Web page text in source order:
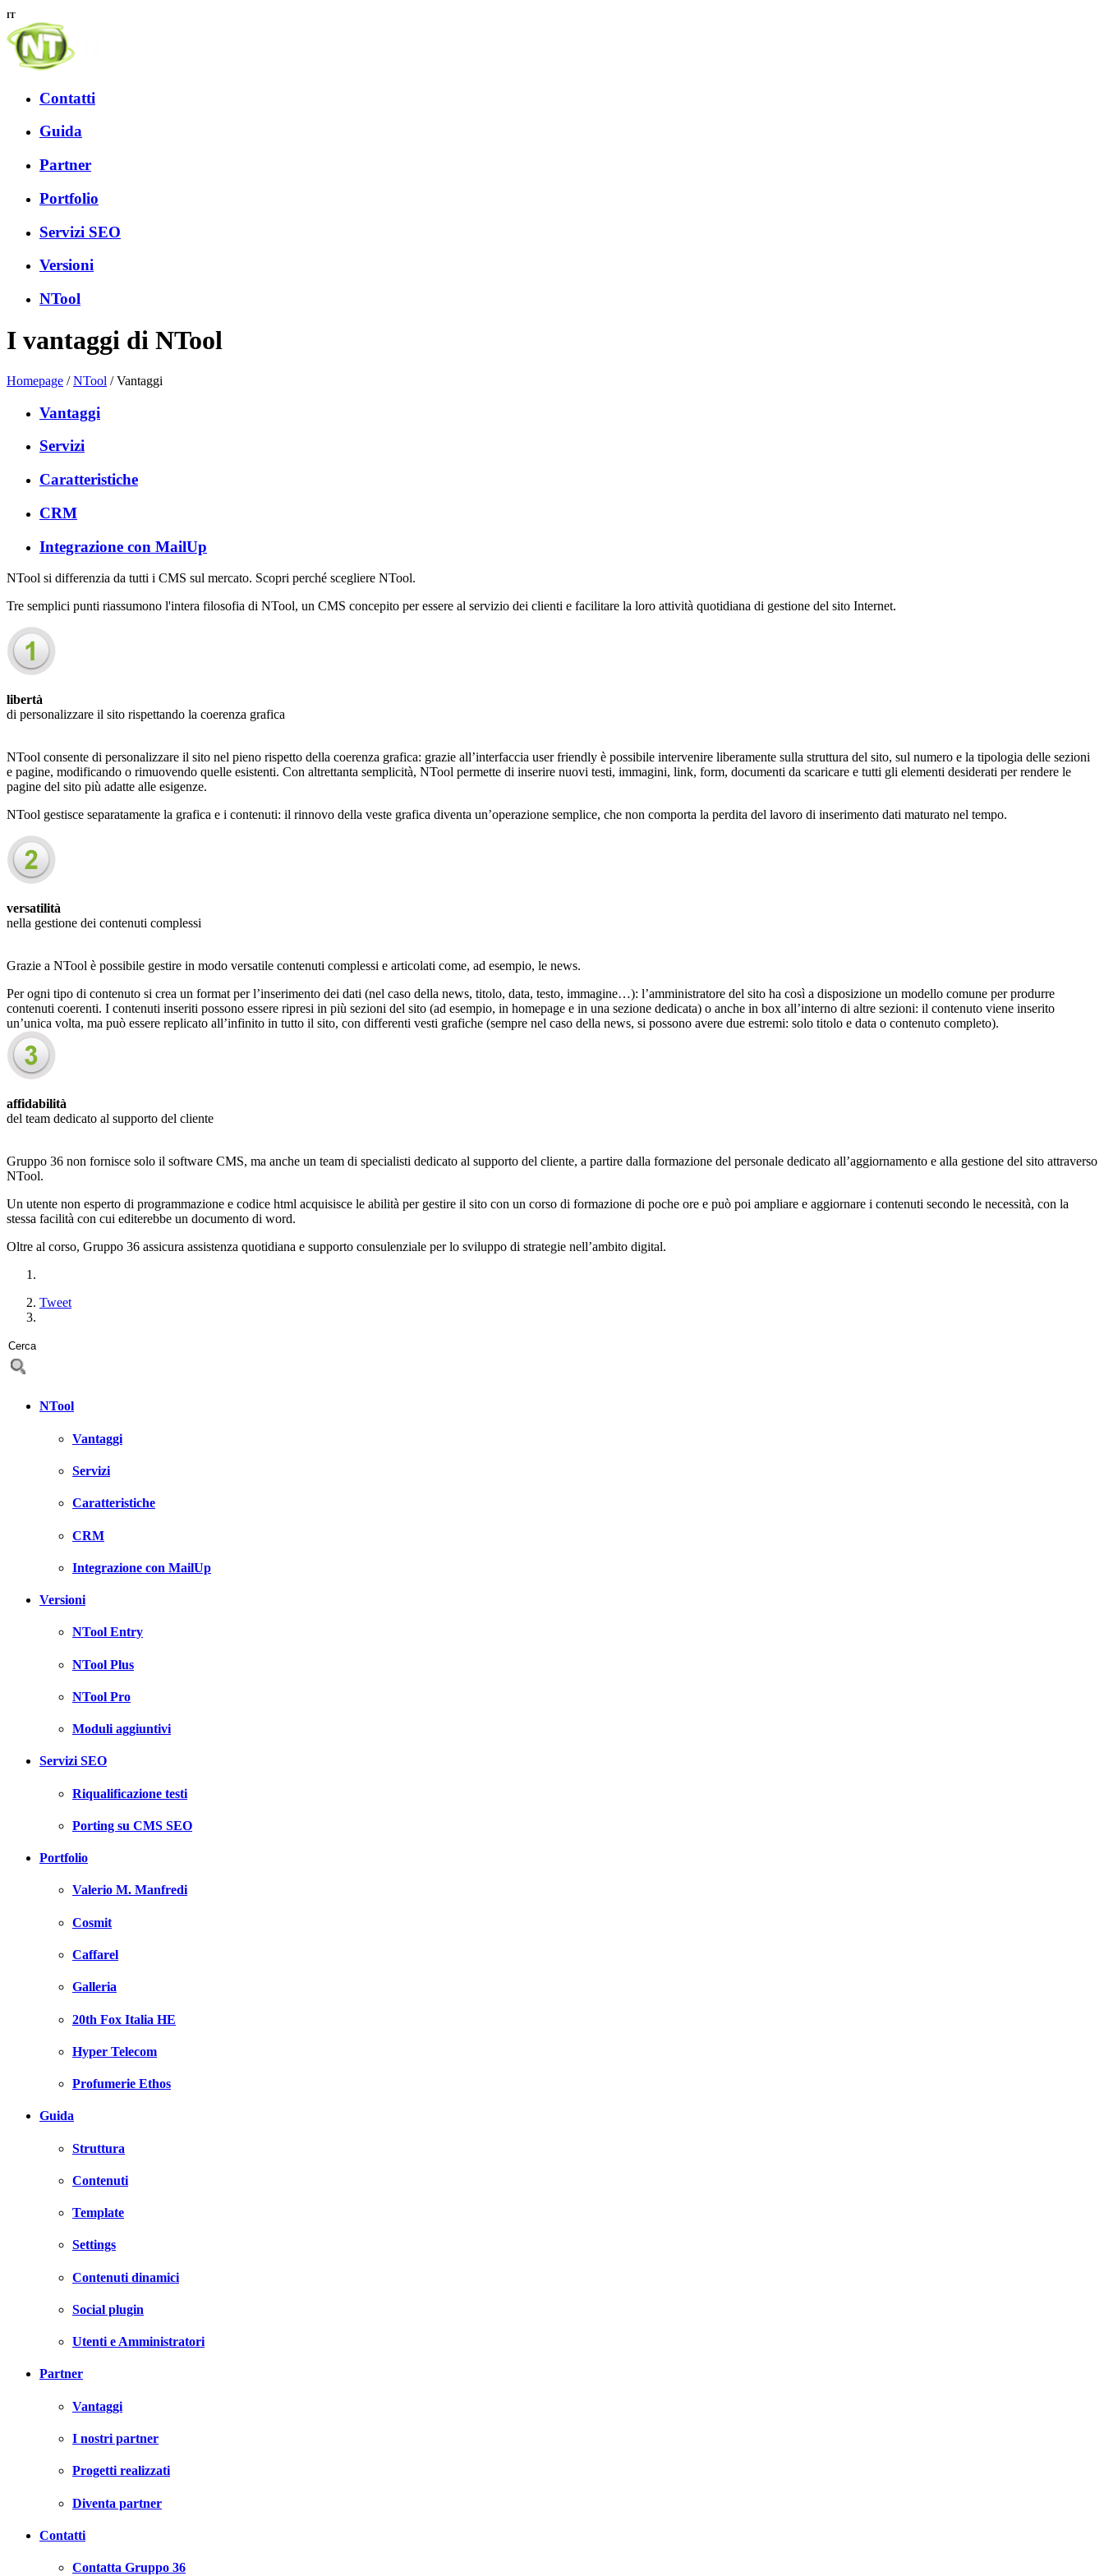
IT
Contatti
Guida
Partner
Portfolio
Servizi SEO
Versioni
NTool
I vantaggi di NTool
Homepage /NTool /Vantaggi
Vantaggi
Servizi
Caratteristiche
CRM
Integrazione con MailUp
NTool si differenzia da tutti i CMS sul mercato. Scopri perché scegliere NTool.
Tre semplici punti riassumono l'intera filosofia di NTool, un CMS concepito per essere al servizio dei clienti e facilitare la loro attività quotidiana di gestione del sito Internet.
libertà
di personalizzare il sito rispettando la coerenza grafica
NTool consente di personalizzare il sito nel pieno rispetto della coerenza grafica: grazie all’interfaccia user friendly è possibile intervenire liberamente sulla struttura del sito, sul numero e la tipologia delle sezioni
e pagine, modificando o rimuovendo quelle esistenti. Con altrettanta semplicità, NTool permette di inserire nuovi testi, immagini, link, form, documenti da scaricare e tutti gli elementi desiderati per rendere le
pagine del sito più adatte alle esigenze.
NTool gestisce separatamente la grafica e i contenuti: il rinnovo della veste grafica diventa un’operazione semplice, che non comporta la perdita del lavoro di inserimento dati maturato nel tempo.
versatilità
nella gestione dei contenuti complessi
Grazie a NTool è possibile gestire in modo versatile contenuti complessi e articolati come, ad esempio, le news.
Per ogni tipo di contenuto si crea un format per l’inserimento dei dati (nel caso della news, titolo, data, testo, immagine…): l’amministratore del sito ha così a disposizione un modello comune per produrre
contenuti coerenti. I contenuti inseriti possono essere ripresi in più sezioni del sito (ad esempio, in homepage e in una sezione dedicata) o anche in box all’interno di altre sezioni: il contenuto viene inserito
un’unica volta, ma può essere replicato all’infinito in tutto il sito, con differenti vesti grafiche (sempre nel caso della news, si possono avere due estremi: solo titolo e data o contenuto completo).
affidabilità
del team dedicato al supporto del cliente
Gruppo 36 non fornisce solo il software CMS, ma anche un team di specialisti dedicato al supporto del cliente, a partire dalla formazione del personale dedicato all’aggiornamento e alla gestione del sito attraverso
NTool.
Un utente non esperto di programmazione e codice html acquisisce le abilità per gestire il sito con un corso di formazione di poche ore e può poi ampliare e aggiornare i contenuti secondo le necessità, con la
stessa facilità con cui editerebbe un documento di word.
Oltre al corso, Gruppo 36 assicura assistenza quotidiana e supporto consulenziale per lo sviluppo di strategie nell’ambito digital.
Tweet
NTool
Vantaggi
Servizi
Caratteristiche
CRM
Integrazione con MailUp
Versioni
NTool Entry
NTool Plus
NTool Pro
Moduli aggiuntivi
Servizi SEO
Riqualificazione testi
Porting su CMS SEO
Portfolio
Valerio M. Manfredi
Cosmit
Caffarel
Galleria
20th Fox Italia HE
Hyper Telecom
Profumerie Ethos
Guida
Struttura
Contenuti
Template
Settings
Contenuti dinamici
Social plugin
Utenti e Amministratori
Partner
Vantaggi
I nostri partner
Progetti realizzati
Diventa partner
Contatti
Contatta Gruppo 36